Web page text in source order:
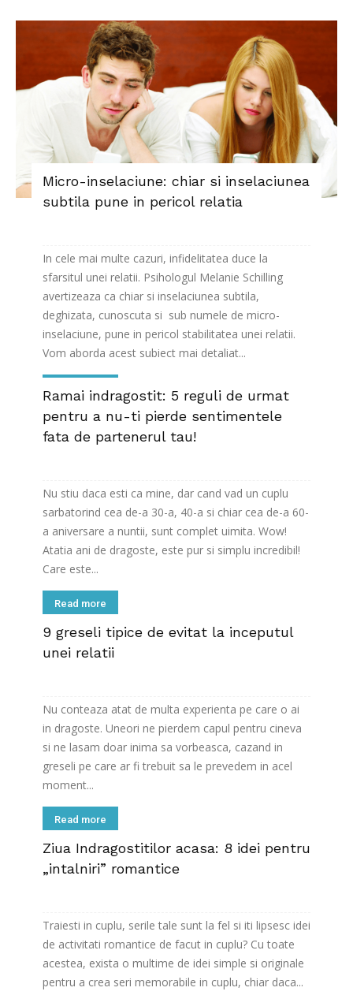
Micro-inselaciune: chiar si inselaciunea
subtila pune in pericol relatia
In cele mai multe cazuri, infidelitatea duce la
sfarsitul unei relatii. Psihologul Melanie Schilling
avertizeaza ca chiar si inselaciunea subtila,
deghizata, cunoscuta si sub numele de micro-
inselaciune, pune in pericol stabilitatea unei relatii.
Vom aborda acest subiect mai detaliat...
Read more
Ramai indragostit: 5 reguli de urmat
pentru a nu-ti pierde sentimentele
fata de partenerul tau!
Nu stiu daca esti ca mine, dar cand vad un cuplu
sarbatorind cea de-a 30-a, 40-a si chiar cea de-a 60-
a aniversare a nuntii, sunt complet uimita. Wow!
Atatia ani de dragoste, este pur si simplu incredibil!
Care este...
Read more
9 greseli tipice de evitat la inceputul
unei relatii
Nu conteaza atat de multa experienta pe care o ai
in dragoste. Uneori ne pierdem capul pentru cineva
si ne lasam doar inima sa vorbeasca, cazand in
greseli pe care ar fi trebuit sa le prevedem in acel
moment...
Read more
Ziua Indragostitilor acasa: 8 idei pentru
„intalniri” romantice
Traiesti in cuplu, serile tale sunt la fel si iti lipsesc idei
de activitati romantice de facut in cuplu? Cu toate
acestea, exista o multime de idei simple si originale
pentru a crea seri memorabile in cuplu, chiar daca...